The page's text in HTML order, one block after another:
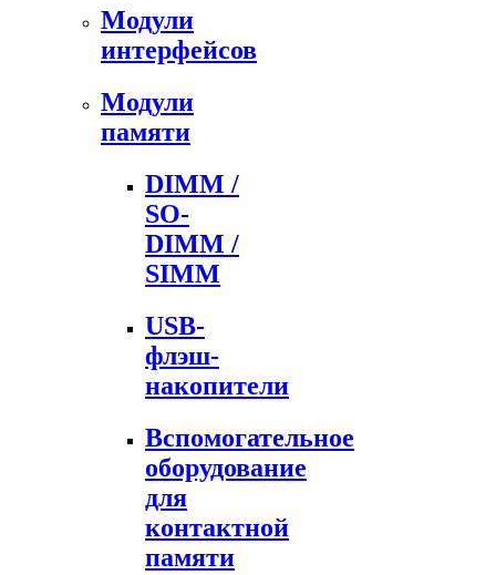
Модули
интерфейсов
Модули
памяти
DIMM /
SO-
DIMM /
SIMM
USB-
флэш-
накопители
Вспомогательное
оборудование
для
контактной
памяти